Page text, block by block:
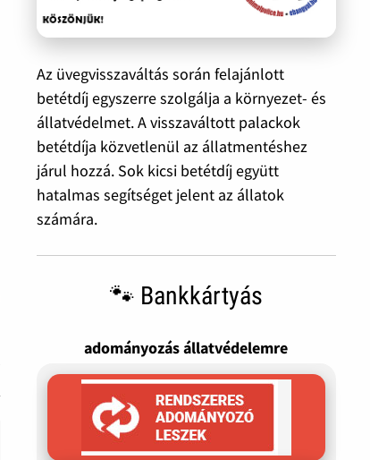
Az üvegvisszaváltás során felajánlott
betétdíj egyszerre szolgálja a környezet- és
állatvédelmet. A visszaváltott palackok
betétdíja közvetlenül az állatmentéshez
járul hozzá. Sok kicsi betétdíj együtt
hatalmas segítséget jelent az állatok
számára.
🐾 Bankkártyás
adományozás állatvédelemre